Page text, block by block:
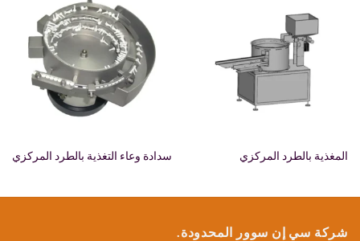
المغذية بالطرد المركزي سدادة وعاء التغذية بالطرد المركزي
شركة سي إن سوور المحدودة.